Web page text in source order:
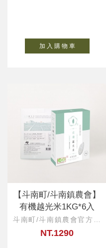
加 入 購 物 車
【斗南町/斗南鎮農會】
有機越光米1KG*6入
斗南町/斗南鎮農會官方直
營
NT.1290